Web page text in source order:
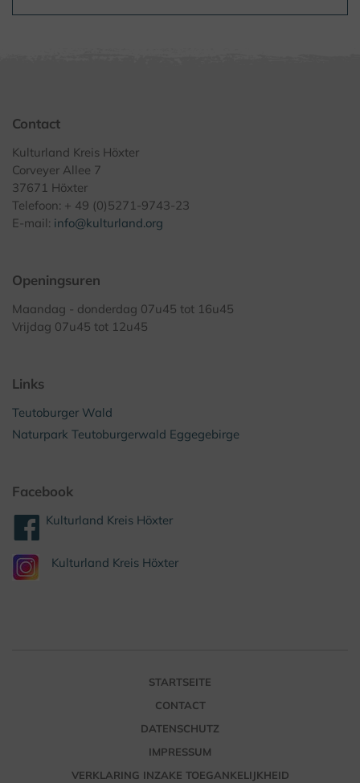
Contact
Kulturland Kreis Höxter
Corveyer Allee 7
37671 Höxter
Telefoon: + 49 (0)5271-9743-23
E-mail: info@kulturland.org
Openingsuren
Maandag - donderdag 07u45 tot 16u45
Vrijdag 07u45 tot 12u45
Links
Teutoburger Wald
Naturpark Teutoburgerwald Eggegebirge
Facebook
Kulturland Kreis Höxter
Kulturland Kreis Höxter
STARTSEITE
CONTACT
DATENSCHUTZ
IMPRESSUM
VERKLARING INZAKE TOEGANKELIJKHEID